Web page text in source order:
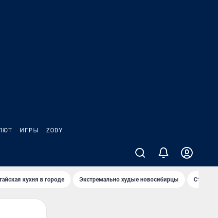
ИГРЫ ZODY
кухня в городе Экстремально худые новосибирцы Старт